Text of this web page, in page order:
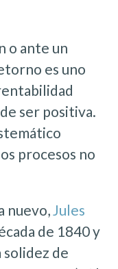
o ante un
es uno
ser positiva.
procesos no
nuevo, Jules
de 1840 y
de